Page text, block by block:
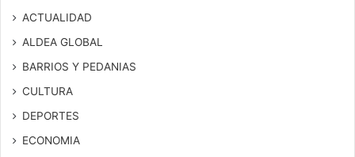
ACTUALIDAD
ALDEA GLOBAL
BARRIOS Y PEDANIAS
CULTURA
DEPORTES
ECONOMIA